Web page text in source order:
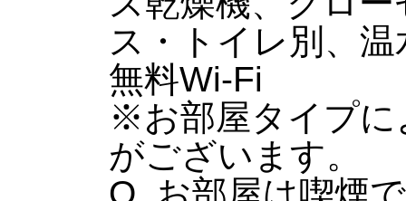
ス・トイレ別、
無料Wi-Fi
※お部屋タイプに
がございます。